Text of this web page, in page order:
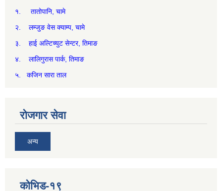
१. तातोपानि, चामे
२. लम्जुङ वेस क्याम्प, चामे
३. हाई अल्टिच्युट सेन्टर, तिमाङ
४. लालिगुरास पार्क, तिमाङ
५. कजिन सारा ताल
रोजगार सेवा
अन्य
कोभिड-१९